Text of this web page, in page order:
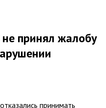
принял жалобу
принимать